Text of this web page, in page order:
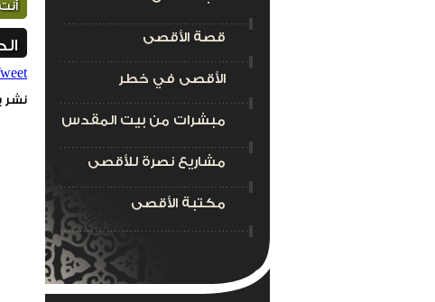
قصة الأقصى
الأقصى في خطر
مبشرات من بيت المقدس
مشاريع نصرة للأقصى
مكتبة الأقصى
نشر